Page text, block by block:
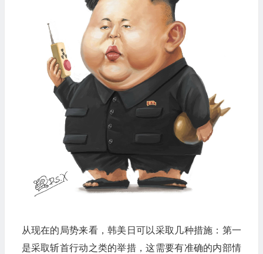
从现在的局势来看，韩美日可以采取几种措施：第一
是采取斩首行动之类的举措，这需要有准确的内部情